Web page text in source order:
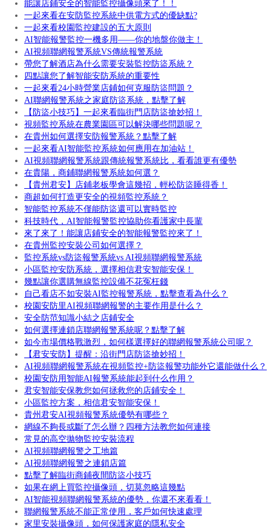
能讓店鋪安全的智能監控攝像頭來了！！
一起來看在安防監控系統中供電方式的優缺點?
一起來看校園監控建設的五大原則
AI智能報警監控一機多用——你的地盤你做主！
AI視頻聯網報警系統VS傳統報警系統
帶您了解酒店為什么需要安裝監控防盜系統？
四點讓您了解智能安防系統的重要性
一起來看24小時營業店鋪如何克服防盜問題？
AI聯網報警系統之家庭防盜系統，點擊了解
【防盜小技巧】一起來看臨街門店防盜搶妙招！
視頻監控系統在農業園區可以解決哪些問題呢？
在貴州如何選擇安防報警系統？點擊了解
一起來看AI智能監控系統如何應用在加油站！
AI視頻聯網報警系統跟傳統報警系統比，看看誰更有優勢
在貴陽，商鋪聯網報警系統如何選？
【貴州君安】店鋪老板學會這幾招，輕松防盜睡得香！
商超如何打造更安全的視頻監控系統？
智能監控系統不僅能防盜還可以實時監控
科技時代，AI智能報警監控協助你看護家中長輩
來了來了！能讓店鋪安全的智能報警監控來了！
在貴州監控安裝公司如何選擇？
監控系統vs防盜報警系統vs AI視頻聯網報警系統
小區監控安防系統，選擇相信君安智能安保！
幾點讓你選購無線監控設備不花冤枉錢
自己看店不如安裝AI監控報警系統，點擊查看為什么？
校園安防里AI視頻聯網報警的主要作用是什么？
安全防范知識小結之店鋪安全
如何選擇連鎖店聯網報警系統呢？點擊了解
如今市場價格戰激烈，如何樣選擇好的聯網報警系統公司呢？
【君安安防】提醒：沿街門店防盜搶妙招！
AI視頻聯網報警系統在視頻監控+防盜報警功能外它還能做什么？
校園安防用智能AI報警系統能起到什么作用？
君安智能安保教您如何拯救您的店鋪安全！
小區監控方案，相信君安智能安保！
貴州君安AI視頻報警系統優勢有哪些？
網線不夠長或斷了怎么辦？四種方法教您如何連接
常見的高空拋物監控安裝流程
AI視頻聯網報警之工地篇
AI視頻聯網報警之連鎖店篇
點擊了解臨街商鋪夜間防盜小技巧
如果在網上買監控攝像頭，切莫忽略這幾點
AI智能視頻聯網報警系統的優勢，你還不來看看！
聯網報警系統不能正常使用，客戶如何快速處理
家里安裝攝像頭，如何保護家庭的隱私安全